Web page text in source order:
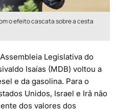
o efeito cascata sobre a cesta
Legislativa do
Isaías (MDB) voltou a
e da gasolina. Para o
Unidos, Israel e Irã não
dos valores dos